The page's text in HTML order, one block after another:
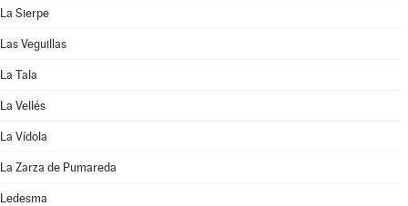
La Sierpe
Las Veguillas
La Tala
La Vellés
La Vídola
La Zarza de Pumareda
Ledesma